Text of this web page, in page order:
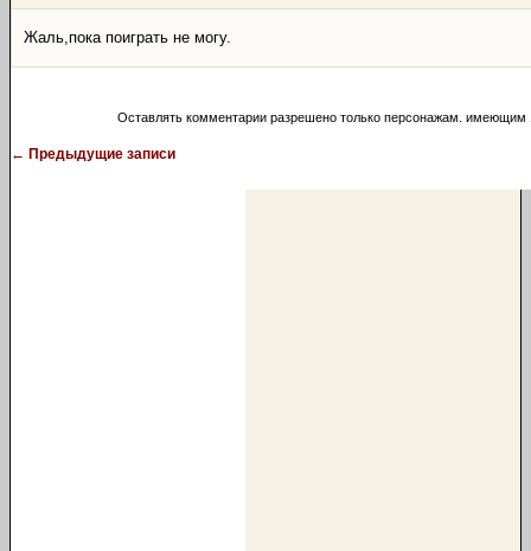
Жаль,пока поиграть не могу.
Оставлять комментарии разрешено только персонажам.
← Предыдущие записи